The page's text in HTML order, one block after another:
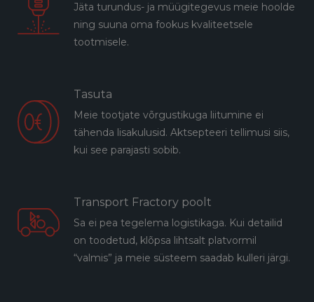
Jäta turundus- ja müügitegevus meie hoolde
ning suuna oma fookus kvaliteetsele
tootmisele.
Tasuta
Meie tootjate võrgustikuga liitumine ei
tähenda lisakulusid. Aktsepteeri tellimusi siis,
kui see parajasti sobib.
Transport Fractory poolt
Sa ei pea tegelema logistikaga. Kui detailid
on toodetud, klõpsa lihtsalt platvormil
“valmis” ja meie süsteem saadab kulleri järgi.